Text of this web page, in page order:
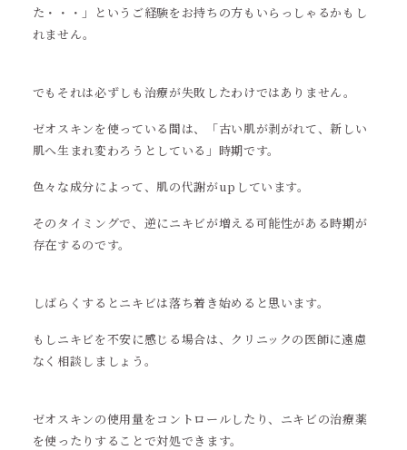
た・・・」というご経験をお持ちの方もいらっしゃるかもし
れません。
でもそれは必ずしも治療が失敗したわけではありません。
ゼオスキンを使っている間は、「古い肌が剥がれて、新しい
肌へ生まれ変わろうとしている」時期です。
色々な成分によって、肌の代謝がupしています。
そのタイミングで、逆にニキビが増える可能性がある時期が
存在するのです。
しばらくするとニキビは落ち着き始めると思います。
もしニキビを不安に感じる場合は、クリニックの医師に遠慮
なく相談しましょう。
ゼオスキンの使用量をコントロールしたり、ニキビの治療薬
を使ったりすることで対処できます。